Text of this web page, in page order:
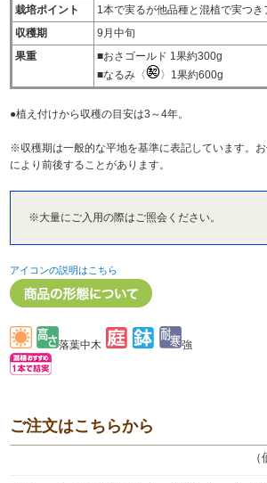
栽培ポイント
1本で実るが他品種と混植で実つ
収穫期
9月中旬
果重
■おさゴールド 1果約300g
■なるみ〈
〉1果約600g
●植え付けから収穫の目安は3～4年。
※収穫期は一般的な平地を基準に表記しています。
により前後することがあります。
※大量にご入用の際はご照会ください。
アイコンの説明はこちら
落葉中木 強
ご注文はこちらから